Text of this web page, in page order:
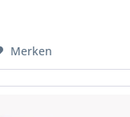
Merken